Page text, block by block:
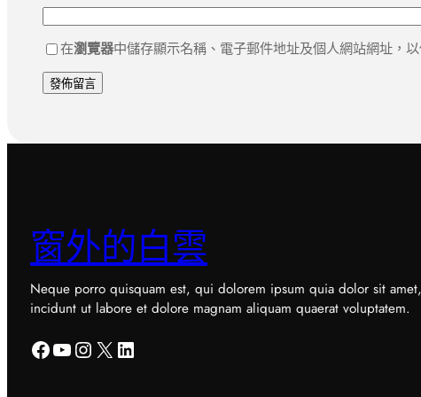
在瀏覽器中儲存顯示名稱、電子郵件地址及個人網站網址，
窗外的白雲
Neque porro quisquam est, qui dolorem ipsum quia dolor sit
incidunt ut labore et dolore magnam aliquam quaerat voluptatem.
Facebook YouTube Instagram X LinkedIn